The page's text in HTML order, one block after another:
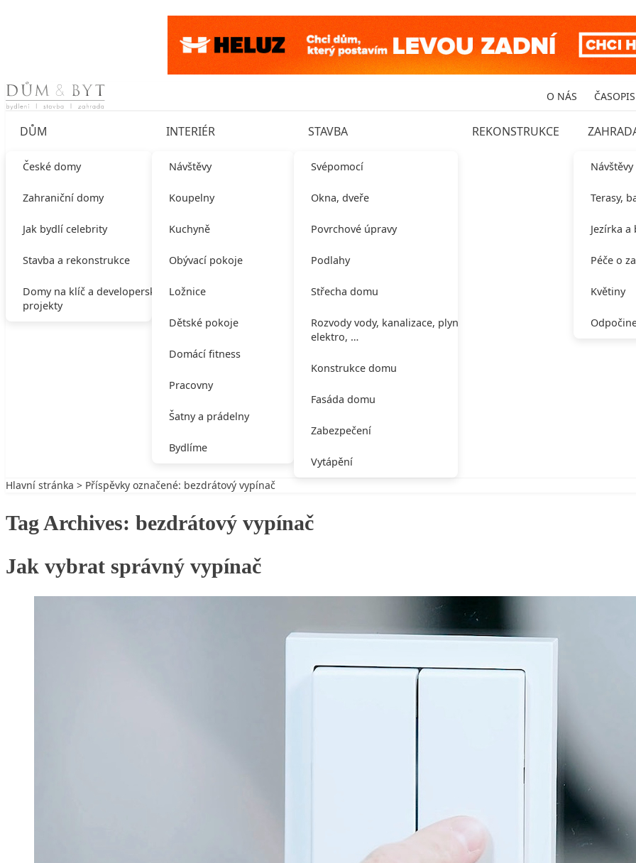
Skip to content O NÁS ČASOPIS
DŮM
České domy
Zahraniční domy
Jak bydlí celebrity
Stavba a rekonstrukce
Domy na klíč a developerské
projekty
INTERIÉR
Návštěvy
Koupelny
Kuchyně
Obývací pokoje
Ložnice
Dětské pokoje
Domácí fitness
Pracovny
Šatny a prádelny
Bydlíme
STAVBA
Svépomocí
Okna, dveře
Povrchové úpravy
Podlahy
Střecha domu
Rozvody vody, kanalizace, plynu,
elektro, …
Konstrukce domu
Fasáda domu
Zabezpečení
Vytápění
REKONSTRUKCE
Terasy,
Jezírka a
Péče o
Květiny
Hlavní stránka > Příspěvky označené: bezdrátový vypínač
Tag Archives: bezdrátový vypínač
Jak vybrat správný vypínač